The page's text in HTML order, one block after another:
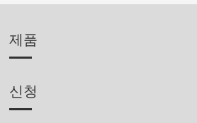
제품
신청